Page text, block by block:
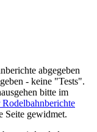
abgegeben
- keine "Tests".
bitte im
Seite gewidmet.